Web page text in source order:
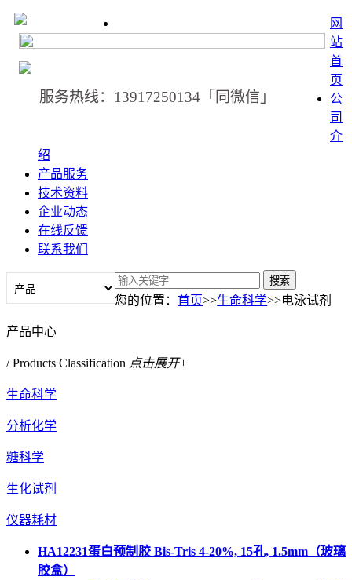
服务热线：13917250134「同微信」
网
站
首
页
公
司
介
绍
产品服务
技术资料
企业动态
在线反馈
联系我们
您的位置：首页>>生命科学>>电泳试剂
产品中心
/ Products Classification 点击展开+
生命科学
分析化学
糖科学
生化试剂
仪器耗材
HA12231蛋白预制胶 Bis-Tris 4-20%, 15孔, 1.5mm（玻璃
胶盒）